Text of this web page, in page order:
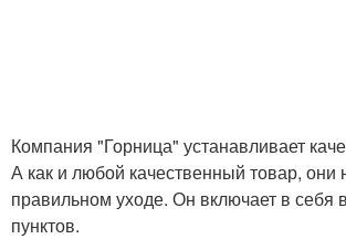
Компания "Горница" устанавливает
А как и любой качественный товар, они
правильном уходе. Он включает в себя
пунктов.